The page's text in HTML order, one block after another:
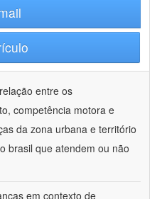
entre os
competência motora e
da zona urbana e território
brasil que atendem ou não
em contexto de